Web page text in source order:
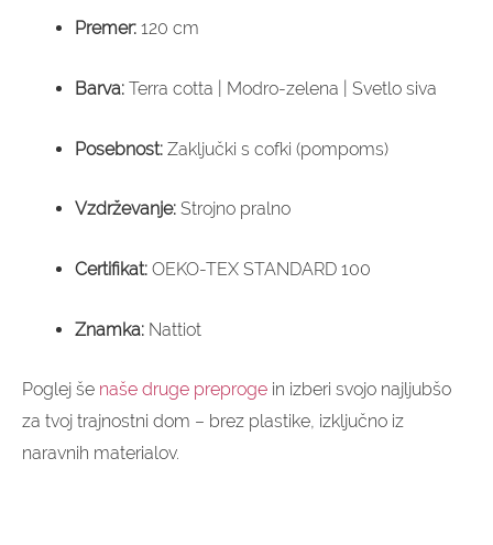
Premer: 120 cm
Barva: Terra cotta | Modro-zelena | Svetlo siva
Posebnost: Zaključki s cofki (pompoms)
Vzdrževanje: Strojno pralno
Certifikat: OEKO-TEX STANDARD 100
Znamka: Nattiot
Poglej še naše druge preproge in izberi svojo najljubšo
za tvoj trajnostni dom – brez plastike, izključno iz
naravnih materialov.